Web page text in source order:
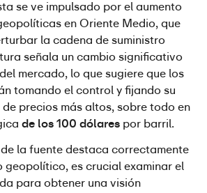
se ve impulsado por el aumento
en Oriente Medio, que
la cadena de suministro
señala un cambio significativo
mercado, lo que sugiere que los
tomando el control y fijando su
de precios más altos, sobre todo en
de los 100 dólares por barril.
la fuente destaca correctamente
geopolítico, es crucial examinar el
para obtener una visión